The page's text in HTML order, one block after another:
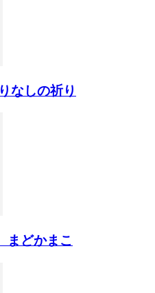
なしの祈り
まどかまこ